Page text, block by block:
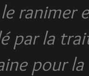
par la
pour